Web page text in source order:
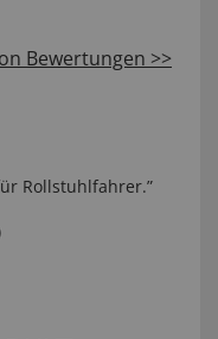
Bewertungen >>
Rollstuhlfahrer.”